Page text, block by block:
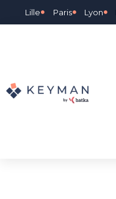
Lille Paris Lyon